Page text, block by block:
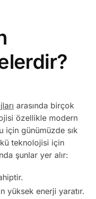
arasında birçok
özellikle modern
için günümüzde sık
teknolojisi için
şunlar yer alır:
yüksek enerji yaratır.